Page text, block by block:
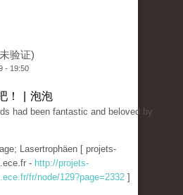
验证)
- 19:50
！ | 泡泡
had been fantastic and beloved by
Lasertrophäen [ projets-
- http://projets-
fr/node/129?page=2332 ]